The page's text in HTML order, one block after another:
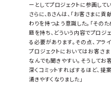
ーとしてプロジェクトに参画して
さらに、Bさんは、「お客さまに
わりを持つよう意識した。「その
題を持ち、どういう内容でプロジ
る必要があります。その点、アラ
プロジェクトにおいてはお客さ
なんでも聞きやすい。そうして
深くコミットすればするほど、提
湧きやすくなりました」